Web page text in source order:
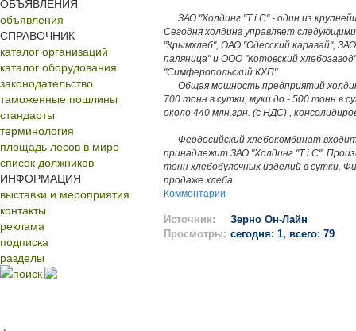
ОБЪЯВЛЕНИЯ
объявления
СПРАВОЧНИК
каталог организаций
каталог оборудования
законодательство
таможенные пошлины
стандарты
терминология
площадь лесов в мире
список должников
ИНФОРМАЦИЯ
выставки и мероприятия
контакты
реклама
подписка
разделы
поиск
ЗАО "Холдинг "Т і C" - один из
Сегодня холдинг управляет
"Крымхлеб", ОАО "Одесский каравай",
паляница" и ООО "Котовский
"Симферопольский КХП".
Общая мощность предприятий
700 тонн в сутки, муки до - 500 тонн в
около 440 млн.грн. (с НДС) ,
Феодосийский хлебокомбинат
принадлежит ЗАО "Холдинг "Т і С".
тонн хлебобулочных изделий в сутки.
продаже хлеба.
Комментарии
Источник:
Зерно Он-Лайн
Просмотры: сегодня: 1, всего: 79